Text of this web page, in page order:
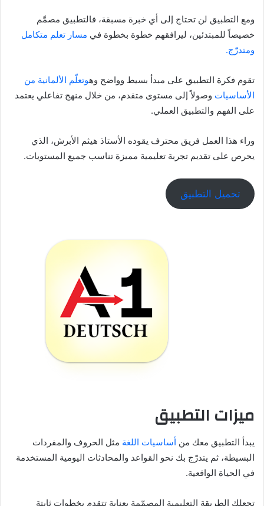
ومع التطبيق لن تحتاج إلى أي خبرة مسبقة، فالتطبيق مصمَّم
خصيصاً للمبتدئين، ليرافقهم خطوة بخطوة في مسار تعلم متكامل
ومتدرّج.
تقوم فكرة التطبيق على مبدأ بسيط وواضح وهوتعلّم الألمانية من
الأساسيات وصولاً إلى مستوى متقدم، من خلال منهج تفاعلي يعتمد
على الفهم والتطبيق العملي.
وراء هذا العمل فريق محترف يقوده الأستاذ هيثم الأبرش، الذي
يحرص على تقديم تجربة تعليمية مميزة تناسب جميع المستويات.
تحميل التطبيق
ميزات التطبيق
يبدأ التطبيق معك من أساسيات اللغة مثل الحروف والمفردات
البسيطة، ثم يتدرّج بك نحو القواعد والمحادثات اليومية المستخدمة
في الحياة الواقعية.
تجعلك الطريقة التعليمية المصمّمة بعناية تتقدم بخطوات ثابتة